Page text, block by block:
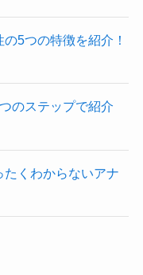
5つの特徴を紹介！
のステップで紹介
たくわからないアナ